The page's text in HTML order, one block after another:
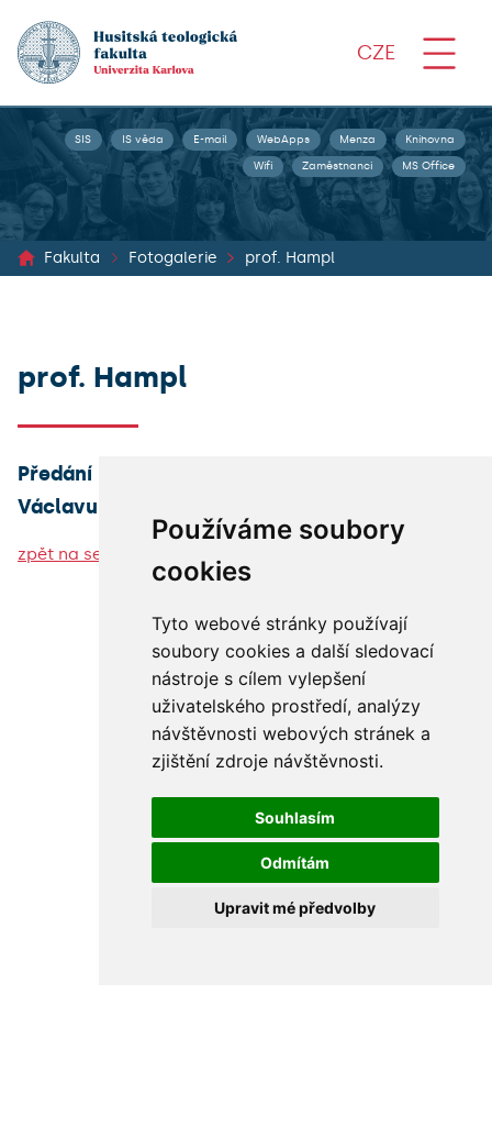
Používáme soubory
cookies
Tyto webové stránky používají
soubory cookies a další sledovací
nástroje s cílem vylepšení
uživatelského prostředí, analýzy
návštěvnosti webových stránek a
zjištění zdroje návštěvnosti.
Souhlasím
Odmítám
Upravit mé předvolby
CZE
SIS IS věda E-mail WebApps Menza Knihovna
Wifi Zaměstnanci MS Office
Fakulta Fotogalerie prof. Hampl
prof. Hampl
Předání medaile Františka Kováře prof. RNDr.
Václavu Hamplovi, DrSc.
zpět na seznam fotogalerií